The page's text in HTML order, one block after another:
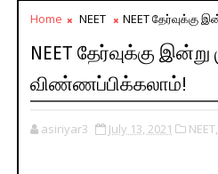
Home NEET NEET தேர்வுக்கு
NEET தேர்வுக்கு இன்று
விண்ணப்பிக்கலாம்!
asiriyar3 July 13, 2021 NEET,